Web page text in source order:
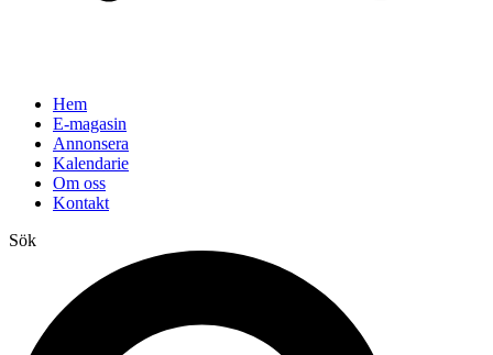
Hem
E-magasin
Annonsera
Kalendarie
Om oss
Kontakt
Sök